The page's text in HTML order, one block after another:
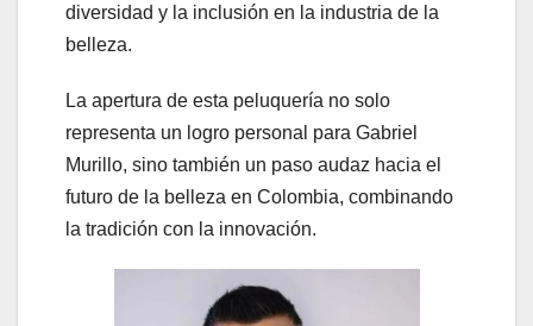
diversidad y la inclusión en la industria de la
belleza.
La apertura de esta peluquería no solo
representa un logro personal para Gabriel
Murillo, sino también un paso audaz hacia el
futuro de la belleza en Colombia, combinando
la tradición con la innovación.